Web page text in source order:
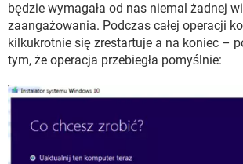
będzie wymagała od nas niemal żadnej
zaangażowania. Podczas całej operacji
kilkukrotnie się zrestartuje a na koniec –
tym, że operacja przebiegła pomyślnie: